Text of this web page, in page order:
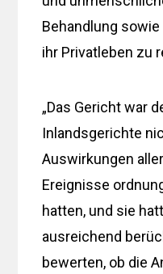
Behandlung sowie
ihr Privatleben zu
„Das Gericht war
Inlandsgerichte
Auswirkungen
Ereignisse
hatten, und sie
ausreichend
bewerten, ob die